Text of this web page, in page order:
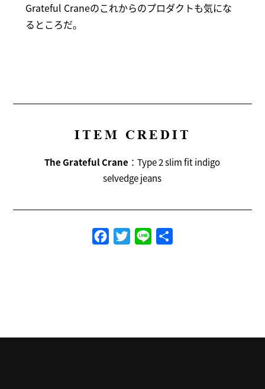
Grateful Craneのこれからのプロダクトも気にな
るところだ。
ITEM CREDIT
The Grateful Crane ：Type 2 slim fit indigo
selvedge jeans
FacebookTwitterLine